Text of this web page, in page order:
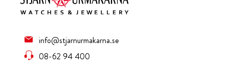
info@stjarnurmakarna.se
08-62 94 400